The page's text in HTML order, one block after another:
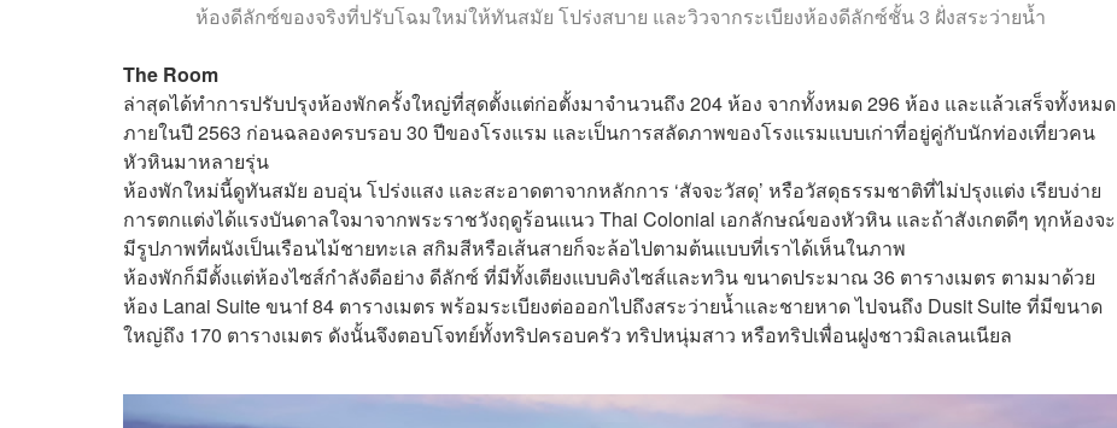
ห้องดีลักซ์ของจริงที่ปรับโฉมใหม่ให้ทันสมัย โปร่งสบาย และวิวจากระเบียงห้องดีลักซ์ชั้น 3 ฝั่งสระว่ายน้ำ
The Room
ล่าสุดได้ทำการปรับปรุงห้องพักครั้งใหญ่ที่สุดตั้งแต่ก่อตั้งมาจำนวนถึง 204 ห้อง จากทั้งหมด 296 ห้อง และแล้วเสร็จทั้งหมด
ภายในปี 2563 ก่อนฉลองครบรอบ 30 ปีของโรงแรม และเป็นการสลัดภาพของโรงแรมแบบเก่าที่อยู่คู่กับนักท่องเที่ยวคน
หัวหินมาหลายรุ่น
ห้องพักใหม่นี้ดูทันสมัย อบอุ่น โปร่งแสง และสะอาดตาจากหลักการ ‘สัจจะวัสดุ’ หรือวัสดุธรรมชาติที่ไม่ปรุงแต่ง เรียบง่าย
การตกแต่งได้แรงบันดาลใจมาจากพระราชวังฤดูร้อนแนว Thai Colonial เอกลักษณ์ของหัวหิน และถ้าสังเกตดีๆ ทุกห้องจะ
มีรูปภาพที่ผนังเป็นเรือนไม้ชายทะเล สกิมสีหรือเส้นสายก็จะล้อไปตามต้นแบบที่เราได้เห็นในภาพ
ห้องพักก็มีตั้งแต่ห้องไซส์กำลังดีอย่าง ดีลักซ์ ที่มีทั้งเตียงแบบคิงไซส์และทวิน ขนาดประมาณ 36 ตารางเมตร ตามมาด้วย
ห้อง Lanai Suite ขนาf 84 ตารางเมตร พร้อมระเบียงต่อออกไปถึงสระว่ายน้ำและชายหาด ไปจนถึง Dusit Suite ที่มีขนาด
ใหญ่ถึง 170 ตารางเมตร ดังนั้นจึงตอบโจทย์ทั้งทริปครอบครัว ทริปหนุ่มสาว หรือทริปเพื่อนฝูงชาวมิลเลนเนียล